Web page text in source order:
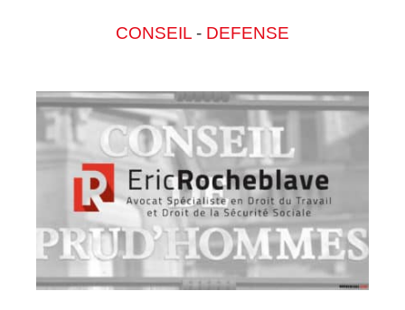
CONSEIL - DEFENSE